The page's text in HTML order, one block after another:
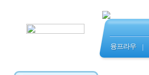
융프라우 |